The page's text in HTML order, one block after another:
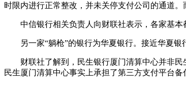
时限内进行正常整改，并未关停支付公司的通道
中信银行相关负责人向财联社表示，各家基本
另一家“躺枪”的银行为华夏银行。接近华夏银
财联社了解到，民生银行厦门清算中心并非民
民生厦门清算中心事实上承担了第三方支付平台